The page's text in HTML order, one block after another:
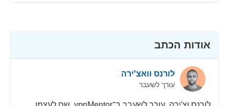
סטרימינג
אודות הכתב
לורנס וואצ'ירה
עורך לשעבר